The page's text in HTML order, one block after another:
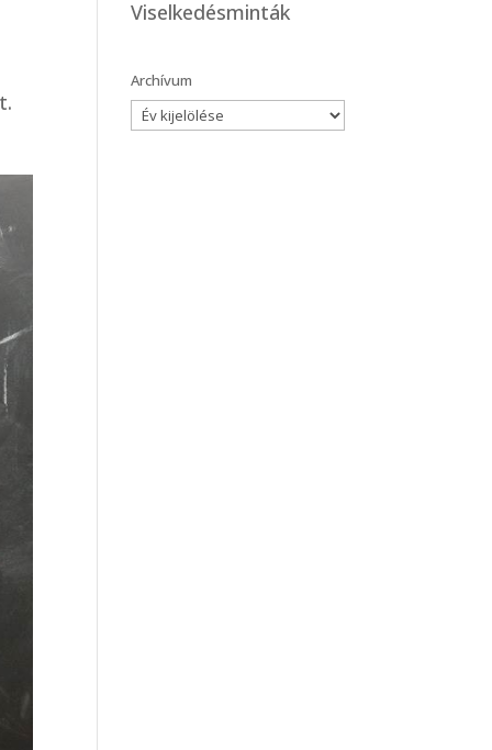
Viselkedésminták
Archívum